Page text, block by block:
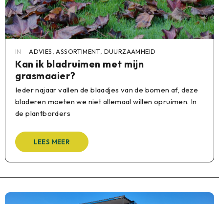
IN ADVIES,ASSORTIMENT, DUURZAAMHEID
Kan ik bladruimen met mijn
grasmaaier?
Ieder najaar vallen de blaadjes van de bomen af, deze
bladeren moeten we niet allemaal willen opruimen. In
de plantborders
LEES MEER